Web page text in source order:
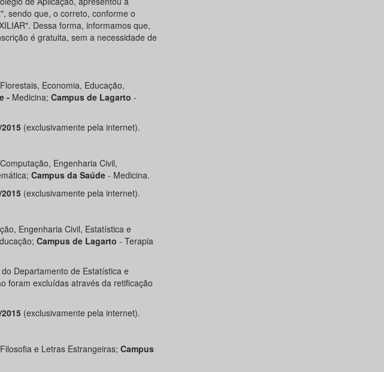
sendo que, o correto, conforme o
Dessa forma, informamos que,
é gratuita, sem a necessidade de
Economia, Educação,
- Medicina; Campus de Lagarto -
(exclusivamente pela internet).
Engenharia Civil,
Campus da Saúde- Medicina.
(exclusivamente pela internet).
Engenharia Civil, Estatística e
Campus de Lagarto - Terapia
Departamento de Estatística e
foram excluídas através da retificação
(exclusivamente pela internet).
e Letras Estrangeiras; Campus